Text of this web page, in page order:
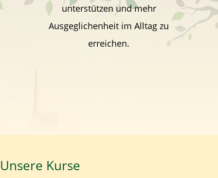
unterstützen und mehr
Ausgeglichenheit im Alltag zu
erreichen.
Unsere Kurse